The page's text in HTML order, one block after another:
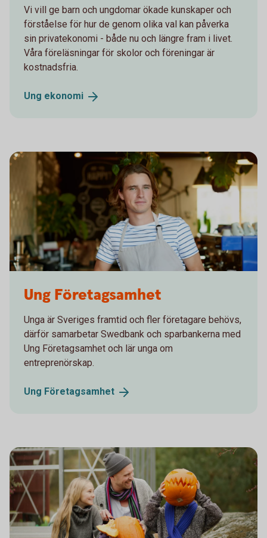
Vi vill ge barn och ungdomar ökade kunskaper och
förståelse för hur de genom olika val kan påverka
sin privatekonomi - både nu och längre fram i livet.
Våra föreläsningar för skolor och föreningar är
kostnadsfria.
Ung ekonomi
Ung Företagsamhet
Unga är Sveriges framtid och fler företagare behövs,
därför samarbetar Swedbank och sparbankerna med
Ung Företagsamhet och lär unga om
entreprenörskap.
Ung Företagsamhet